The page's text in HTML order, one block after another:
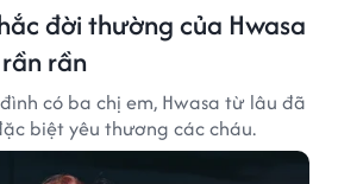
đời thường của Hwasa
rần
có ba chị em, Hwasa từ lâu đã
biệt yêu thương các cháu.